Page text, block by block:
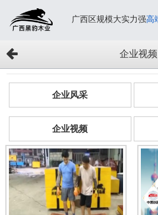
广西区规模大实力强高
企业视频
企业风采
企业视频